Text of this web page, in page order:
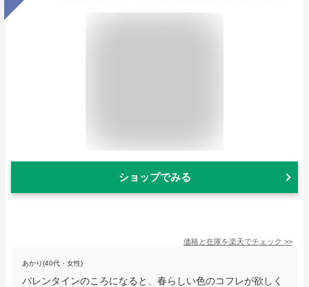
ショップでみる
価格と在庫を楽天でチェック >>
あかり(40代・女性)
バレンタインのころになると、春らしい色のコフレが欲しく